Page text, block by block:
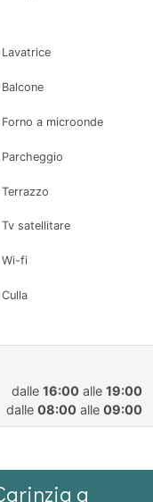
Lavatrice
Balcone
Forno a microonde
Parcheggio
Terrazzo
Tv satellitare
Wi-fi
Culla
dalle 16:00 alle 19:00
dalle 08:00 alle 09:00
a